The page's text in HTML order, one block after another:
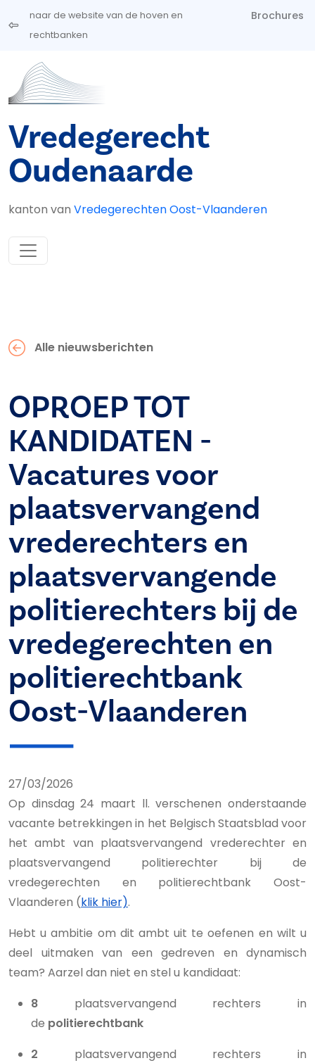
Overslaan en naar de inhoud gaan
naar de website van de hoven en
rechtbanken
Brochures
Vredegerecht
Oudenaarde
kanton van Vredegerechten Oost-Vlaanderen
Alle nieuwsberichten
OPROEP TOT
KANDIDATEN -
Vacatures voor
plaatsvervangend
vrederechters en
plaatsvervangende
politierechters bij de
vredegerechten en
politierechtbank
Oost-Vlaanderen
27/03/2026
Op dinsdag 24 maart ll. verschenen onderstaande
vacante betrekkingen in het Belgisch Staatsblad voor
het ambt van plaatsvervangend vrederechter en
plaatsvervangend politierechter bij de
vredegerechten en politierechtbank Oost-
Vlaanderen (klik hier).
Hebt u ambitie om dit ambt uit te oefenen en wilt u
deel uitmaken van een gedreven en dynamisch
team? Aarzel dan niet en stel u kandidaat:
8 plaatsvervangend rechters in
de politierechtbank
2 plaatsvervangend rechters in